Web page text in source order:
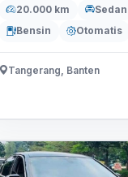
20.000 km
Sedan
Bensin
Otomatis
Tangerang, Banten